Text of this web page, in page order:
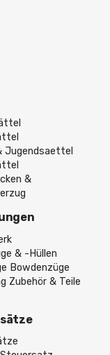
Jugendsaettel
&
& -Hüllen
Bowdenzüge
Zubehör & Teile